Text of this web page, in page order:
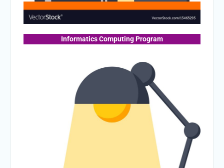
Informatics Computing Program